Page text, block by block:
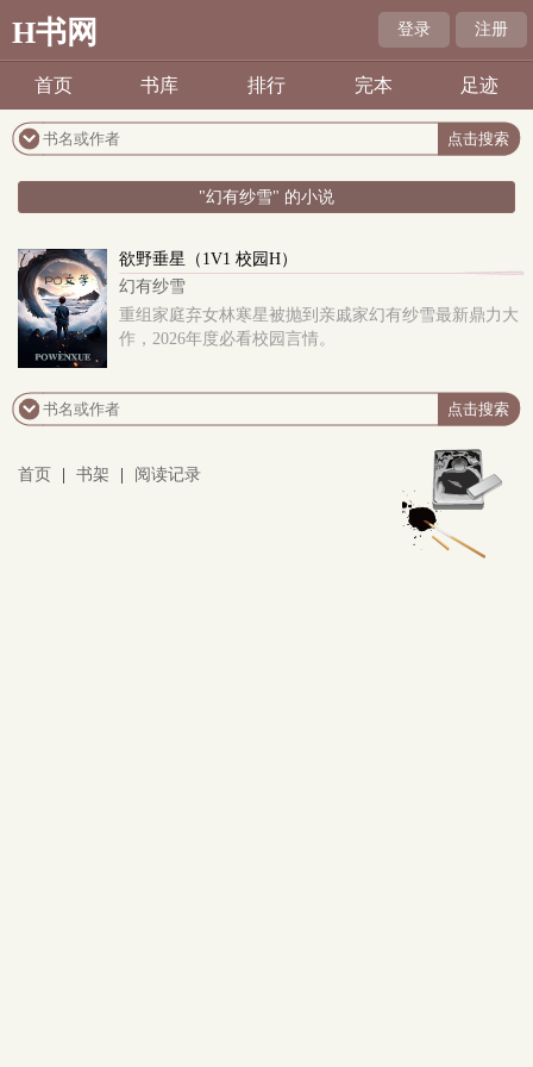
H书网 登录 注册
首页 书库 排行 完本 足迹
"幻有纱雪" 的小说
欲野垂星（1V1 校园H）
幻有纱雪
重组家庭弃女林寒星被抛到亲戚家幻有纱雪最新鼎力大
作，2026年度必看校园言情。
首页 书架 阅读记录